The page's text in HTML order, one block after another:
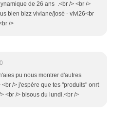
de 26 ans .<br /> <br />
bien bizz viviane/josé - vivi26<br
/>
pu nous montrer d'autres
<br /> j'espère que tes "produits" onrt
<br /> bisous du lundi.<br />